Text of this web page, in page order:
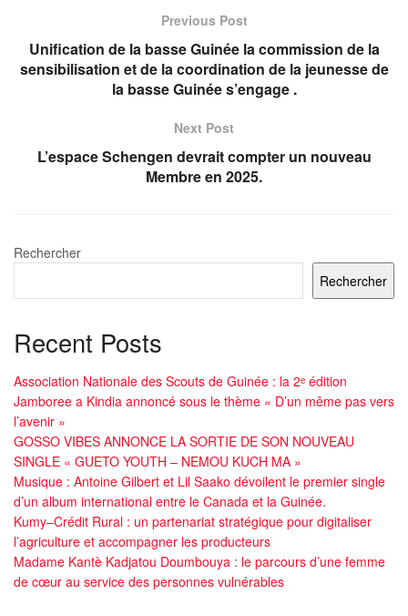
Previous Post
Unification de la basse Guinée la commission de la
sensibilisation et de la coordination de la jeunesse de
la basse Guinée s’engage .
Next Post
L’espace Schengen devrait compter un nouveau
Membre en 2025.
Rechercher
Rechercher
Recent Posts
Association Nationale des Scouts de Guinée : la 2ᵉ édition
Jamboree a Kindia annoncé sous le thème « D’un même pas vers
l’avenir »
GOSSO VIBES ANNONCE LA SORTIE DE SON NOUVEAU
SINGLE « GUETO YOUTH – NEMOU KUCH MA »
Musique : Antoine Gilbert et Lil Saako dévoilent le premier single
d’un album international entre le Canada et la Guinée.
Kumy–Crédit Rural : un partenariat stratégique pour digitaliser
l’agriculture et accompagner les producteurs
Madame Kantè Kadjatou Doumbouya : le parcours d’une femme
de cœur au service des personnes vulnérables